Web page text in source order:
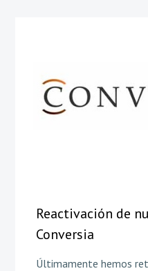
Reactivación de
Conversia
Últimamente hemos